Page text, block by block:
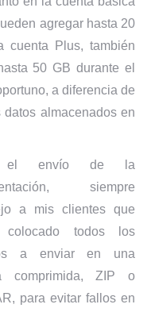
agregar hasta 20
cuenta Plus, también
50 GB durante el
a diferencia de
almacenados en
el envío de la
siempre
a mis clientes que
colocado todos los
a enviar en una
comprimida, ZIP o
para evitar fallos en